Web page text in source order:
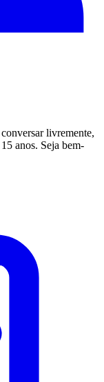
livremente,
anos. Seja bem-